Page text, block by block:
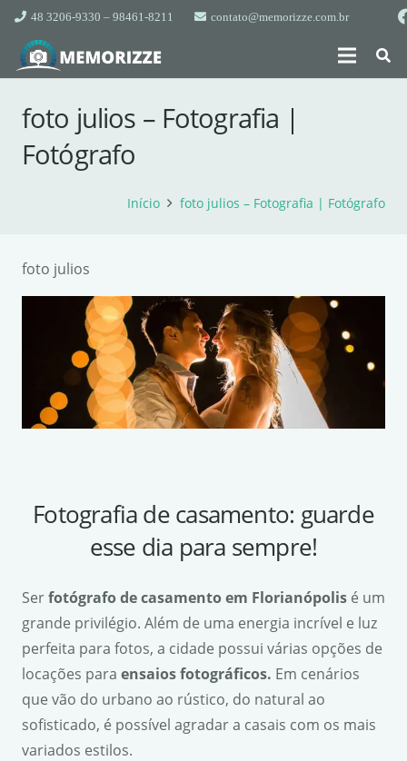
48 3206-9330 – 98461-8211 contato@memorizze.com.br
foto julios – Fotografia |
Fotógrafo
Início foto julios – Fotografia | Fotógrafo
foto julios
Fotografia de casamento: guarde
esse dia para sempre!
Serfotógrafo de casamento em Florianópolis é um
grande privilégio. Além de uma energia incrível e luz
perfeita para fotos, a cidade possui várias opções de
locações para ensaios fotográficos. Em cenários
que vão do urbano ao rústico, do natural ao
sofisticado, é possível agradar a casais com os mais
variados estilos.